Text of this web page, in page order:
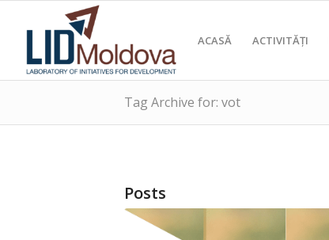
ACASĂ ACTIVITĂȚI
Tag Archive for: vot
Posts